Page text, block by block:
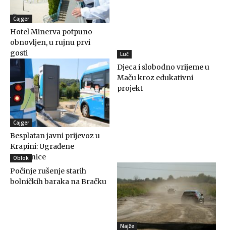
Cajger
Hotel Minerva potpuno
obnovljen, u rujnu prvi
gosti
Cajger
Besplatan javni prijevoz u
Krapini: Ugrađene
punionice
Luč
Djeca i slobodno vrijeme u
Maču kroz edukativni
projekt
Oblok
Počinje rušenje starih
bolničkih baraka na Bračku
Najže